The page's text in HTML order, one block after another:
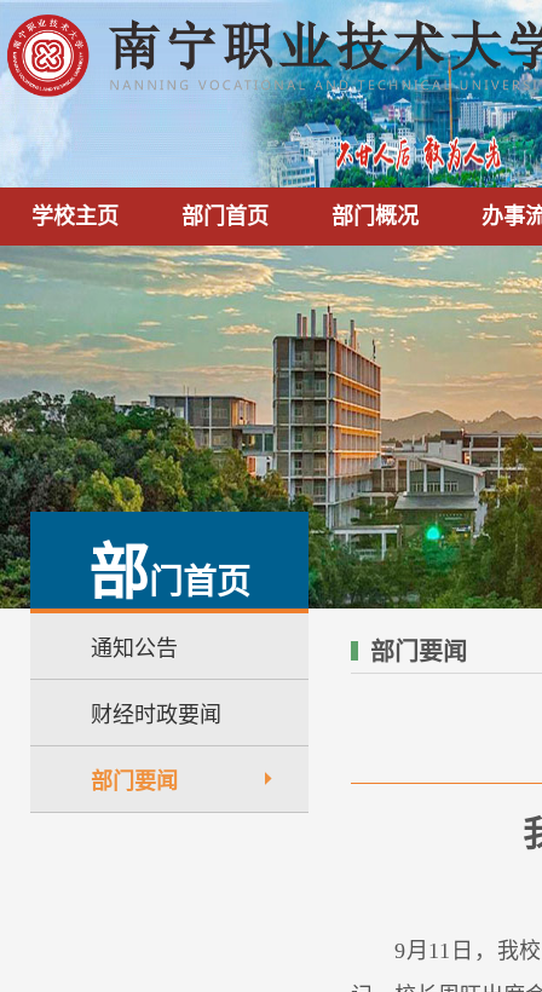
学校主页 部门首页 部门概况 办事
部门首页
通知公告
财经时政要闻
部门要闻
部门要闻
9月11日，我